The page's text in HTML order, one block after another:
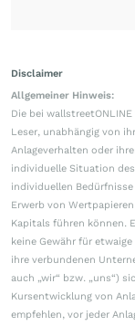
Disclaimer
Allgemeiner Hinweis:
Die bei
Leser, unabhängig von
Anlageverhalten oder
individuelle Situation
individuellen
Erwerb von
Kapitals führen können.
keine Gewähr für
ihre verbundenen
auch „wir“ bzw. „uns“)
Kursentwicklung von
empfehlen, vor jeder